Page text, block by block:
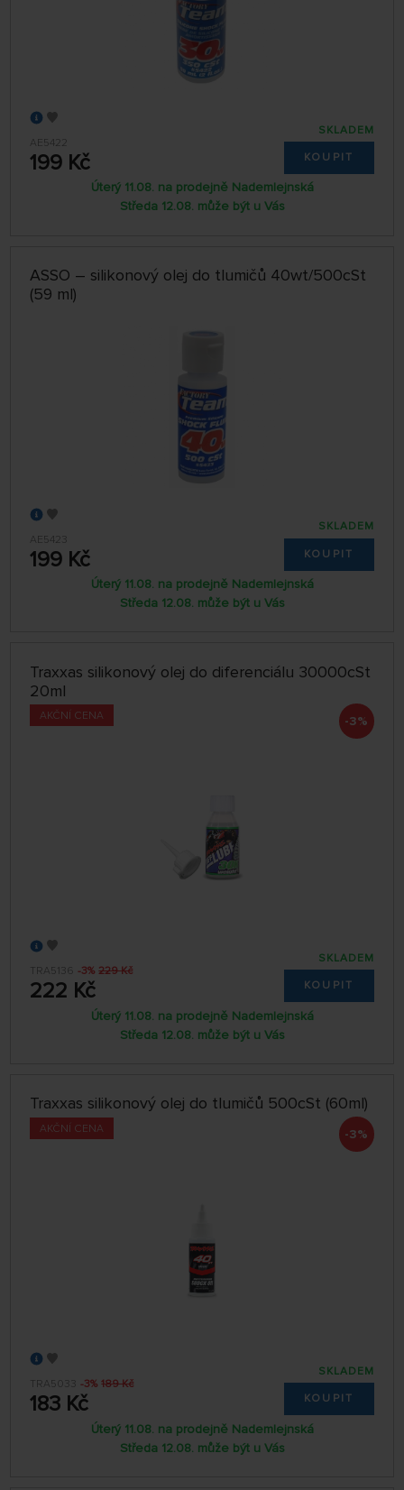
AE5422
199 Kč
SKLADEM
KOUPIT
Úterý 11.08. na prodejně Nademlejnská
Středa 12.08. může být u Vás
ASSO – silikonový olej do tlumičů 40wt/500cSt
(59 ml)
AE5423
199 Kč
SKLADEM
KOUPIT
Úterý 11.08. na prodejně Nademlejnská
Středa 12.08. může být u Vás
Traxxas silikonový olej do diferenciálu 30000cSt
20ml
AKČNÍ CENA -3%
TRA5136 -3% 229 Kč
222 Kč
SKLADEM
KOUPIT
Úterý 11.08. na prodejně Nademlejnská
Středa 12.08. může být u Vás
Traxxas silikonový olej do tlumičů 500cSt (60ml)
AKČNÍ CENA -3%
TRA5033 -3% 189 Kč
183 Kč
SKLADEM
KOUPIT
Úterý 11.08. na prodejně Nademlejnská
Středa 12.08. může být u Vás